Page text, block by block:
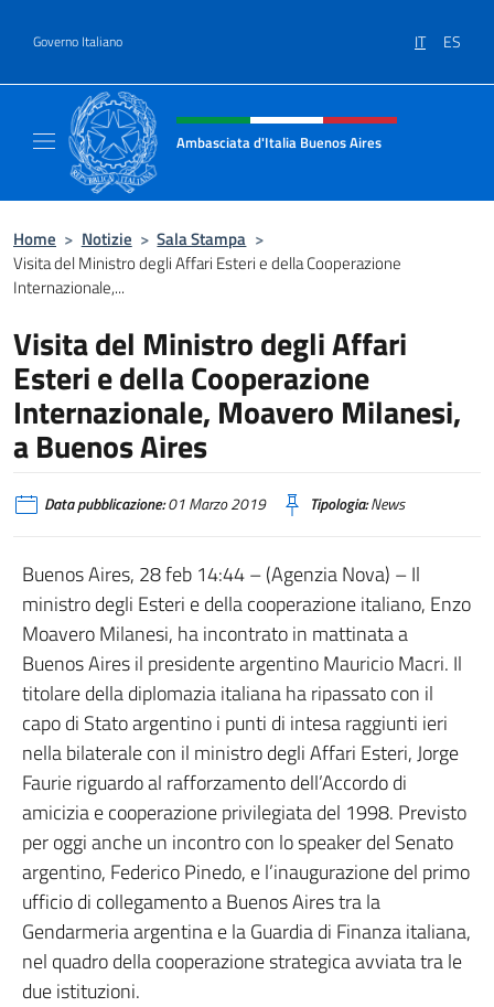
Governo Italiano IT ES
Intestazione sito, social e menù
Ambasciata d'Italia Buenos Aires
Home > Notizie > Sala Stampa >
Visita del Ministro degli Affari Esteri e della Cooperazione
Internazionale,...
Visita del Ministro degli Affari
Esteri e della Cooperazione
Internazionale, Moavero Milanesi,
a Buenos Aires
Data pubblicazione:01 Marzo 2019 Tipologia:News
Buenos Aires, 28 feb 14:44 – (Agenzia Nova) – Il
ministro degli Esteri e della cooperazione italiano, Enzo
Moavero Milanesi, ha incontrato in mattinata a
Buenos Aires il presidente argentino Mauricio Macri. Il
titolare della diplomazia italiana ha ripassato con il
capo di Stato argentino i punti di intesa raggiunti ieri
nella bilaterale con il ministro degli Affari Esteri, Jorge
Faurie riguardo al rafforzamento dell’Accordo di
amicizia e cooperazione privilegiata del 1998. Previsto
per oggi anche un incontro con lo speaker del Senato
argentino, Federico Pinedo, e l’inaugurazione del primo
ufficio di collegamento a Buenos Aires tra la
Gendarmeria argentina e la Guardia di Finanza italiana,
nel quadro della cooperazione strategica avviata tra le
due istituzioni.